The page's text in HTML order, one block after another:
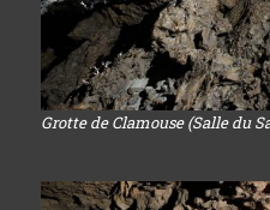
Grotte de Clamouse (Salle du